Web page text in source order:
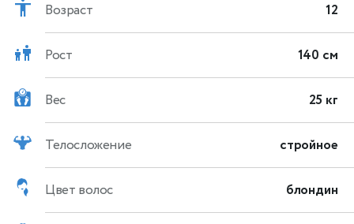
Возраст 12
Рост 140 см
Вес 25 кг
Телосложение стройное
Цвет волос блондин